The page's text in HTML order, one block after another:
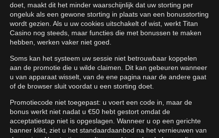
doet, maakt dit het minder waarschijnlijk dat uw storting per
ongeluk als een gewone storting in plaats van een bonusstorting
wordt gezien. Als u uw cookies uitschakelt of wist, werkt Titan
Casino nog steeds, maar functies die met bonussen te maken
hebben, werken vaker niet goed.
Soms kan het systeem uw sessie niet betrouwbaar koppelen
aan de promotie die u wilde claimen. Dit kan gebeuren wanneer
u van apparaat wisselt, van de ene pagina naar de andere gaat
of de browser sluit voordat u een storting doet.
Promotiecode niet toegepast: u voert een code in, maar de
bonus werkt niet nadat u €50 hebt gestort omdat de
acceptatiestap niet is opgeslagen. Wanneer u op een gerichte
banner klikt, ziet u het standaardaanbod na het vernieuwen van